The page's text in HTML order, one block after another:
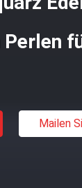
Mailen